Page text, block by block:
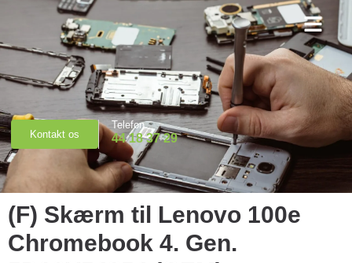
Kontakt os
Telefon
44 18 37 29
(F) Skærm til Lenovo 100e
Chromebook 4. Gen.